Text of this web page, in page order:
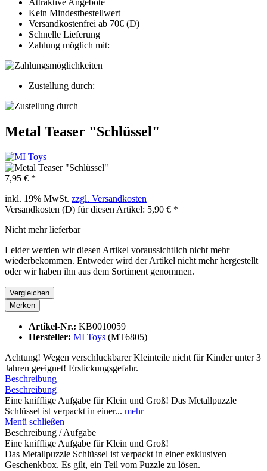
Attraktive Angebote
Kein Mindestbestellwert
Versandkostenfrei ab 70€ (D)
Schnelle Lieferung
Zahlung möglich mit:
Zustellung durch:
Metal Teaser "Schlüssel"
7,95 € *
inkl. 19% MwSt. zzgl. Versandkosten
Versandkosten (D) für diesen Artikel: 5,90 € *
Nicht mehr lieferbar
Leider werden wir diesen Artikel voraussichtlich nicht mehr
wiederbekommen. Entweder wird der Artikel nicht mehr hergestellt
oder wir haben ihn aus dem Sortiment genommen.
Vergleichen
Merken
Artikel-Nr.: KB0010059
Hersteller: MI Toys (MT6805)
Achtung! Wegen verschluckbarer Kleinteile nicht für Kinder unter 3
Jahren geeignet! Erstickungsgefahr.
Beschreibung
Beschreibung
Eine knifflige Aufgabe für Klein und Groß! Das Metallpuzzle
Schlüssel ist verpackt in einer... mehr
Menü schließen
Beschreibung / Aufgabe
Eine knifflige Aufgabe für Klein und Groß!
Das Metallpuzzle Schlüssel ist verpackt in einer exklusiven
Geschenkbox. Es gilt, ein Teil vom Puzzle zu lösen.